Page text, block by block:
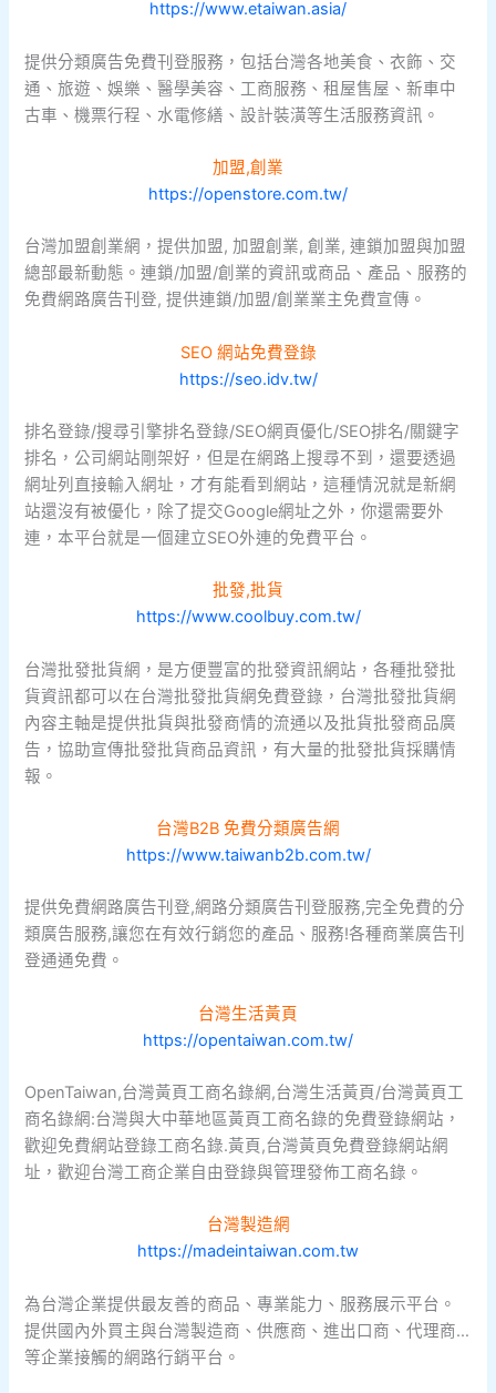
https://www.etaiwan.asia/
提供分類廣告免費刊登服務，包括台灣各地美食、衣飾、交
通、旅遊、娛樂、醫學美容、工商服務、租屋售屋、新車中
古車、機票行程、水電修繕、設計裝潢等生活服務資訊。
加盟,創業
https://openstore.com.tw/
台灣加盟創業網，提供加盟, 加盟創業, 創業, 連鎖加盟與加盟
總部最新動態。連鎖/加盟/創業的資訊或商品、產品、服務的
免費網路廣告刊登, 提供連鎖/加盟/創業業主免費宣傳。
SEO 網站免費登錄
https://seo.idv.tw/
排名登錄/搜尋引擎排名登錄/SEO網頁優化/SEO排名/關鍵字
排名，公司網站剛架好，但是在網路上搜尋不到，還要透過
網址列直接輸入網址，才有能看到網站，這種情況就是新網
站還沒有被優化，除了提交Google網址之外，你還需要外
連，本平台就是一個建立SEO外連的免費平台。
批發,批貨
https://www.coolbuy.com.tw/
台灣批發批貨網，是方便豐富的批發資訊網站，各種批發批
貨資訊都可以在台灣批發批貨網免費登錄，台灣批發批貨網
內容主軸是提供批貨與批發商情的流通以及批貨批發商品廣
告，協助宣傳批發批貨商品資訊，有大量的批發批貨採購情
報。
台灣B2B 免費分類廣告網
https://www.taiwanb2b.com.tw/
提供免費網路廣告刊登,網路分類廣告刊登服務,完全免費的分
類廣告服務,讓您在有效行銷您的產品、服務!各種商業廣告刊
登通通免費。
台灣生活黃頁
https://opentaiwan.com.tw/
OpenTaiwan,台灣黃頁工商名錄網,台灣生活黃頁/台灣黃頁工
商名錄網:台灣與大中華地區黃頁工商名錄的免費登錄網站，
歡迎免費網站登錄工商名錄.黃頁,台灣黃頁免費登錄網站網
址，歡迎台灣工商企業自由登錄與管理發佈工商名錄。
台灣製造網
https://madeintaiwan.com.tw
為台灣企業提供最友善的商品、專業能力、服務展示平台。
提供國內外買主與台灣製造商、供應商、進出口商、代理商…
等企業接觸的網路行銷平台。